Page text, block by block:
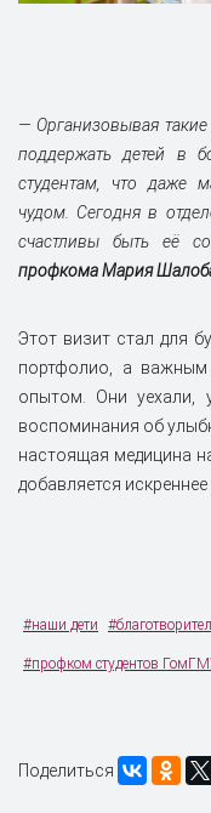
— Организовывая
поддержать детей в
студентам, что даже
чудом. Сегодня в
счастливы быть её
профкома Мария
Этот визит стал для
портфолио, а важным
опытом. Они уехали,
воспоминания об
настоящая медицина
добавляется
#наши дети
#профком студентов
Поделиться